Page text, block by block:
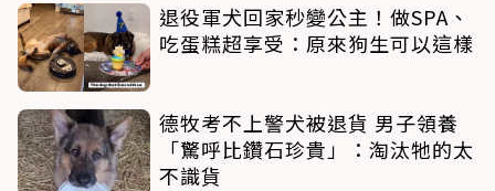
退役軍犬回家秒變公主！做SPA、
吃蛋糕超享受：原來狗生可以這樣
德牧考不上警犬被退貨 男子領養
「驚呼比鑽石珍貴」：淘汰牠的太
不識貨